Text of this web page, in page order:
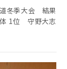
冬季大会 結果
体 1位 守野大志